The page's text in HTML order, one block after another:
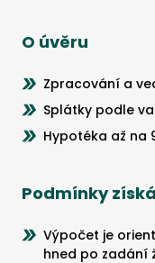
O úvěru
Zpracování a
Splátky podle
Hypotéka až na
Podmínky
Výpočet je
hned po zadání